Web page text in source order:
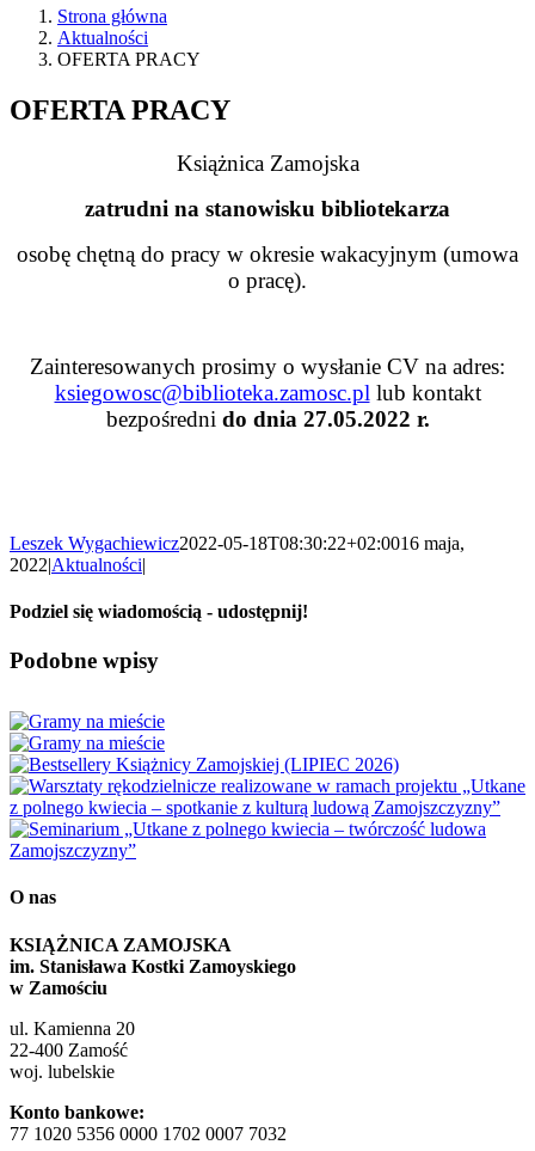
Strona główna
Aktualności
OFERTA PRACY
OFERTA PRACY
Książnica Zamojska
zatrudni na stanowisku bibliotekarza
osobę chętną do pracy w okresie wakacyjnym (umowa
o pracę).
Zainteresowanych prosimy o wysłanie CV na adres:
ksiegowosc@biblioteka.zamosc.pl lub kontakt
bezpośredni do dnia 27.05.2022 r.
Leszek Wygachiewicz2022-05-18T08:30:22+02:0016 maja,
2022|Aktualności|
Podziel się wiadomością - udostępnij!
Facebook
X
Reddit
LinkedIn
WhatsApp
Tumblr
Pinterest
Vk
Email
Podobne wpisy
O nas
KSIĄŻNICA ZAMOJSKA
im. Stanisława Kostki Zamoyskiego
w Zamościu
ul. Kamienna 20
22-400 Zamość
woj. lubelskie
Konto bankowe:
77 1020 5356 0000 1702 0007 7032